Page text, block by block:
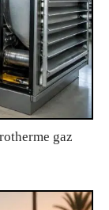
gaz